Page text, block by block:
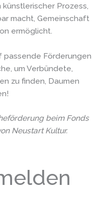
Prozess,
macht, Gemeinschaft
ermöglicht.
passende Förderungen
um Verbündete,
zu finden, Daumen
beim Fonds
Neustart Kultur.